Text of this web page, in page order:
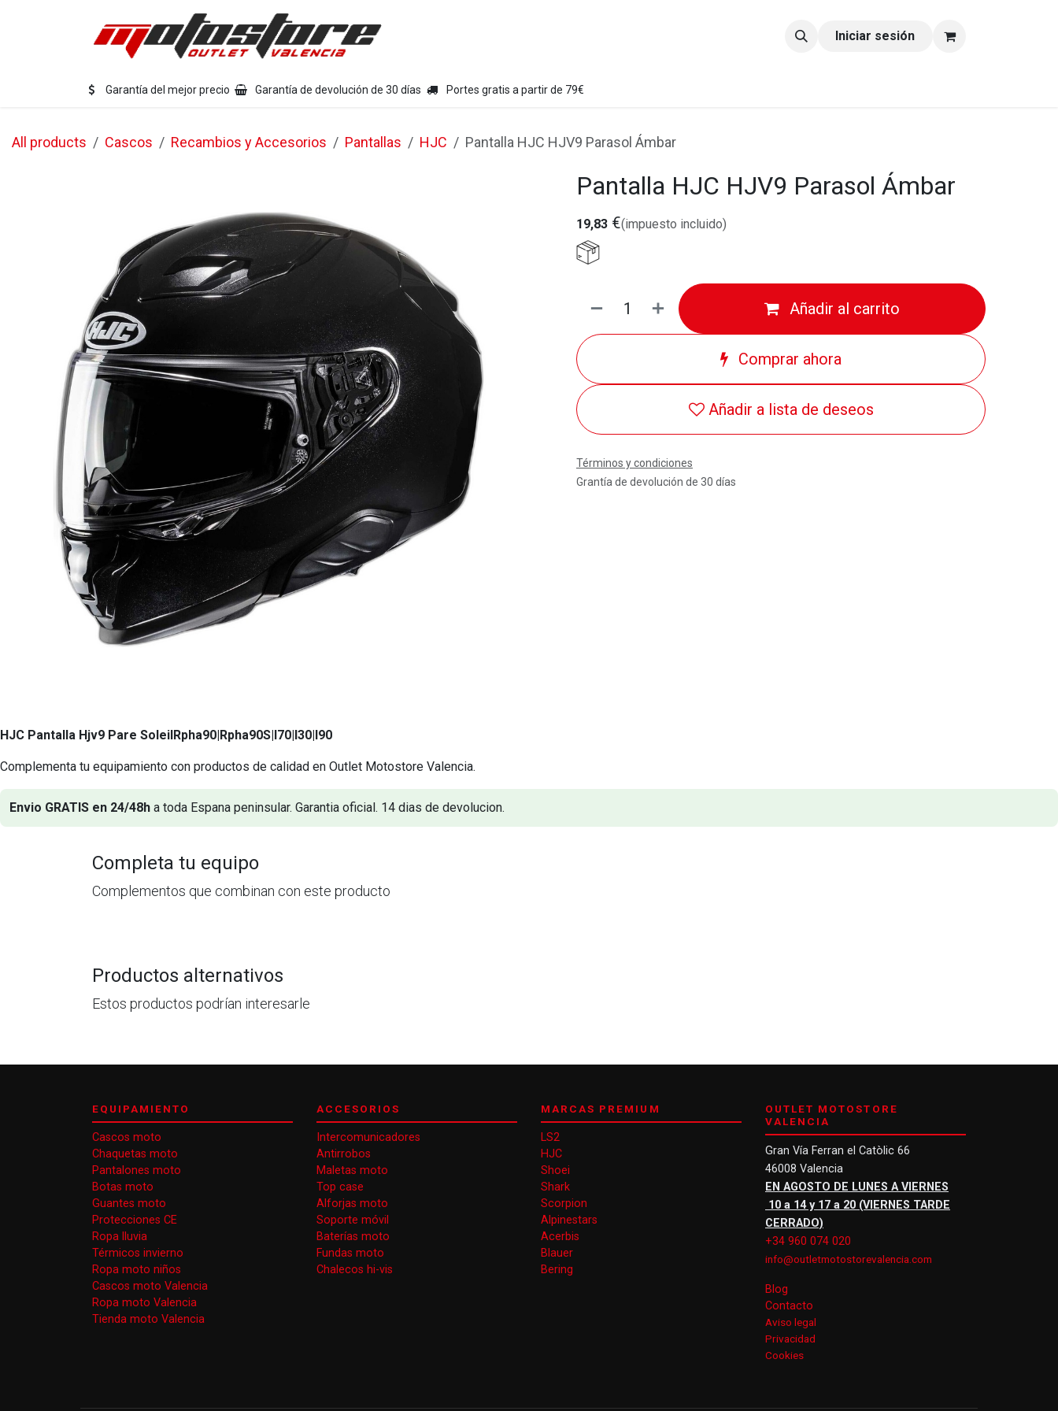
Equipamiento moto Iniciar sesión
Garantía del mejor precio Garantía de devolución de 30 días Portes gratis a partir de 79€
All products Cascos Recambios y Accesorios Pantallas HJC Pantalla HJC HJV9 Parasol Ámbar
Pantalla HJC HJV9 Parasol Ámbar
19,83 €(impuesto incluido)
Añadir al carrito
Comprar ahora
Añadir a lista de deseos
Términos y condiciones
Grantía de devolución de 30 días
HJC Pantalla Hjv9 Pare SoleilRpha90|Rpha90S|I70|I30|I90
Complementa tu equipamiento con productos de calidad en Outlet Motostore Valencia.
Envio GRATIS en 24/48h a toda Espana peninsular. Garantia oficial. 14 dias de devolucion.
Completa tu equipo
Complementos que combinan con este producto
Productos alternativos
Estos productos podrían interesarle
EQUIPAMIENTO
Cascos moto
Chaquetas moto
Pantalones moto
Botas moto
Guantes moto
Protecciones CE
Ropa lluvia
Térmicos invierno
Ropa moto niños
Cascos moto Valencia
Ropa moto Valencia
Tienda moto Valencia
ACCESORIOS
Intercomunicadores
Antirrobos
Maletas moto
Top case
Alforjas moto
Soporte móvil
Baterías moto
Fundas moto
Chalecos hi-vis
MARCAS PREMIUM
LS2
HJC
Shoei
Shark
Scorpion
Alpinestars
Acerbis
Blauer
Bering
OUTLET MOTOSTORE
VALENCIA
Gran Vía Ferran el Catòlic 66
46008 Valencia
EN AGOSTO DE LUNES A VIERNES
10 a 14 y 17 a 20 (VIERNES TARDE
CERRADO)
+34 960 074 020
info@outletmotostorevalencia.com
Blog
Contacto
Aviso legal
Privacidad
Cookies